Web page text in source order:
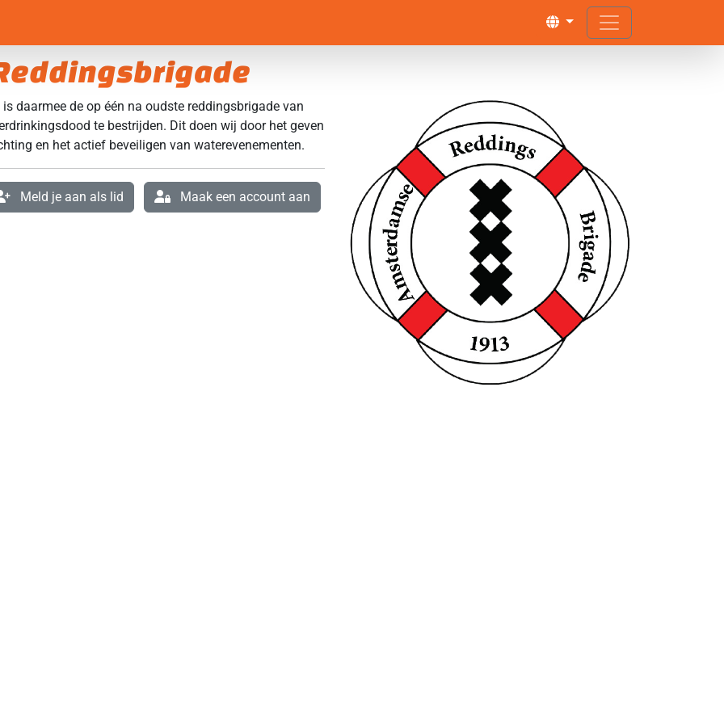
daarmee de op één na oudste reddingsbrigade van
te bestrijden. Dit doen wij door het geven
en het actief beveiligen van waterevenementen.
Meld je aan als lid Maak een account aan